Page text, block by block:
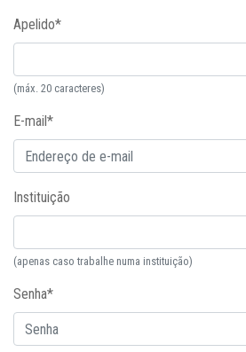
Apelido*
(máx. 20 caracteres)
E-mail*
Instituição
(apenas caso trabalhe numa instituição)
Senha*